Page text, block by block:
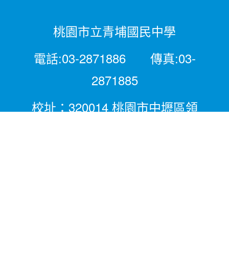
桃園市立青埔國民中學
電話:03-2871886 傳真:03-
2871885
校址：320014 桃園市中壢區領